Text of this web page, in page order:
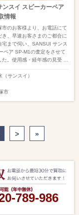
ンスイ スピーカーペア
情報
市のお客様より、お電話にて
き、早速お客さまのご都合に
宅まで伺い、SANSUI サンス
ペア SP-M1の査定をさせて
た。使用感・経年感の見受 ...
サンスイ）
市
> »
789-986